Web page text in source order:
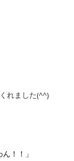
れました(^^)
！！」